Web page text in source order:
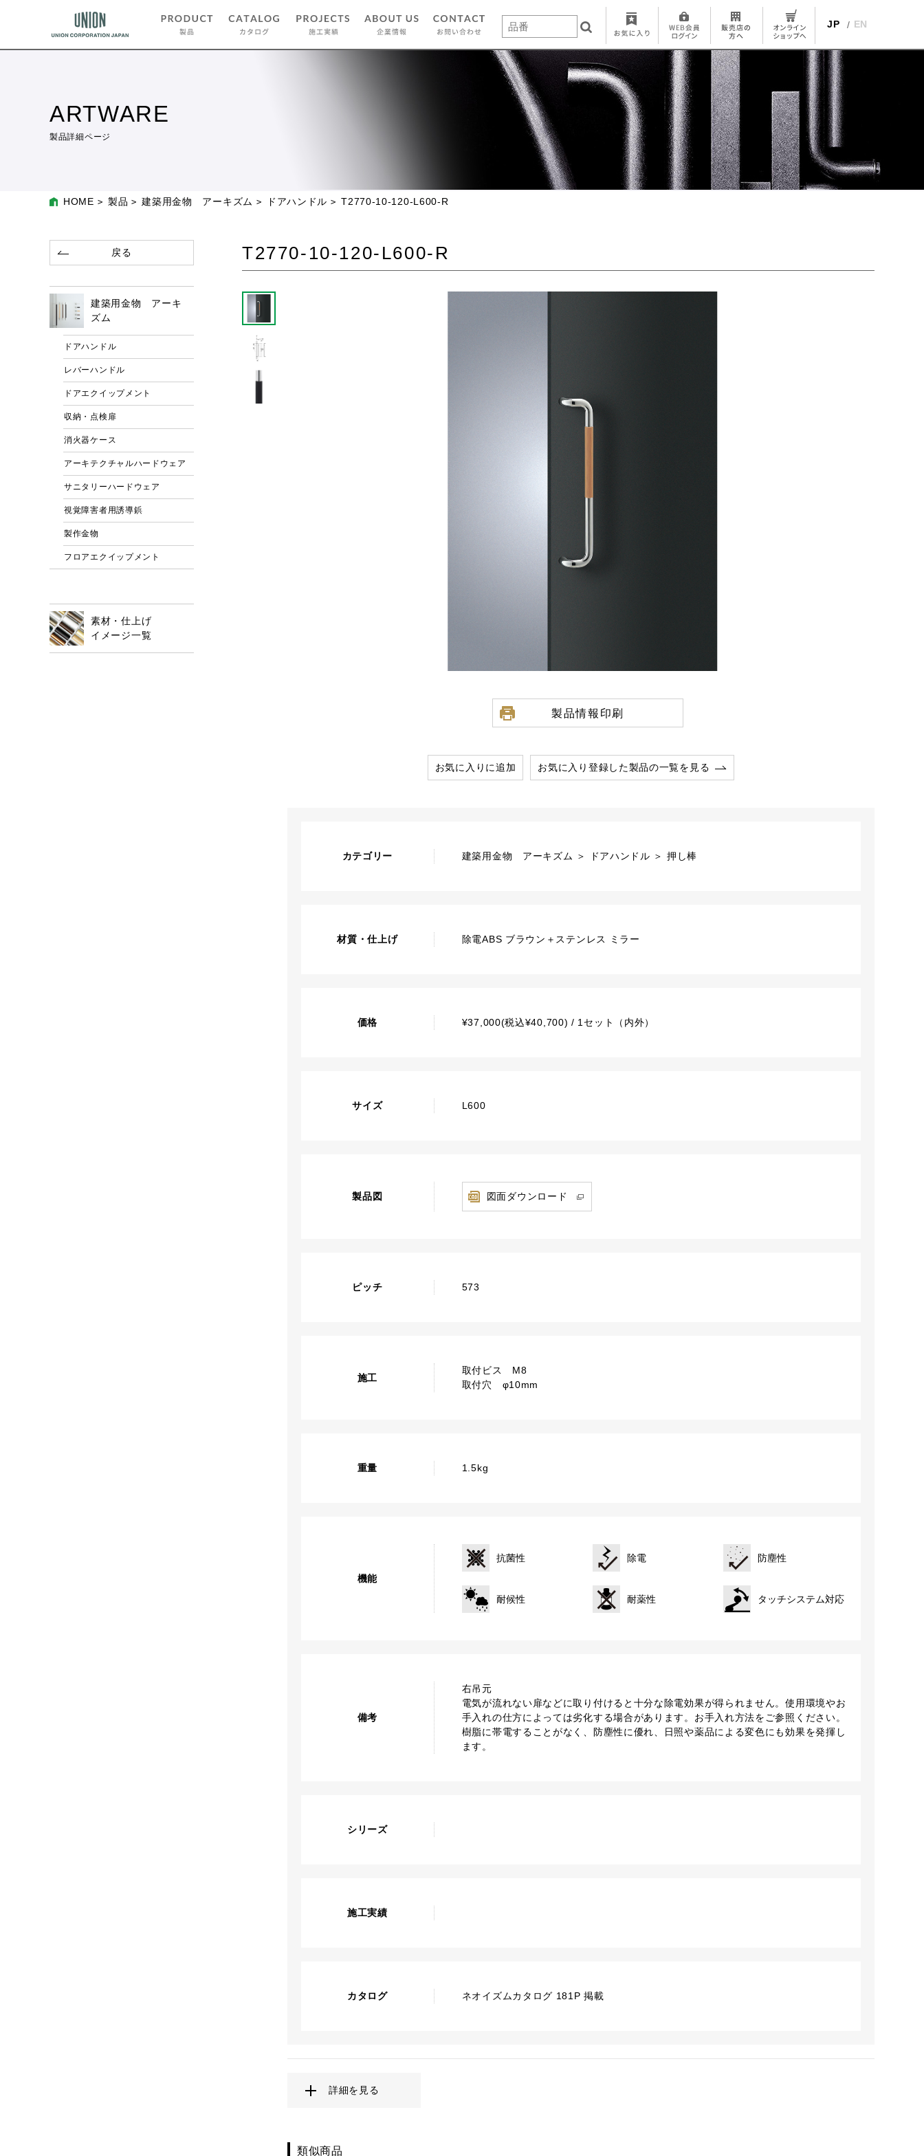
JP EN
ARTWARE
製品詳細ページ
HOME 製品 建築用金物 アーキズム ドアハンドル T2770-10-120-L600-R
T2770-10-120-L600-R
製品情報印刷
お気に入りに追加 お気に入り登録した製品の一覧を見る
カテゴリー 建築用金物 アーキズム ＞ ドアハンドル ＞ 押し棒
材質・仕上げ 除電ABS ブラウン＋ステンレス ミラー
価格 ¥37,000(税込¥40,700) / 1セット（内外）
サイズ L600
製品図 図面ダウンロード
ピッチ 573
施工
取付ビス M8
取付穴 φ10mm
重量 1.5kg
機能
抗菌性 除電 防塵性
耐候性 耐薬性 タッチシステム対応
備考
右吊元
電気が流れない扉などに取り付けると十分な除電効果が得られません。使用環境やお
手入れの仕方によっては劣化する場合があります。お手入れ方法をご参照ください。
樹脂に帯電することがなく、防塵性に優れ、日照や薬品による変色にも効果を発揮し
ます。
シリーズ
施工実績
カタログ ネオイズムカタログ 181P 掲載
詳細を見る
類似商品
戻る
建築用金物 アーキ
ズム
ドアハンドル
レバーハンドル
ドアエクイップメント
収納・点検扉
消火器ケース
アーキテクチャルハードウェア
サニタリーハードウェア
視覚障害者用誘導鋲
製作金物
フロアエクイップメント
素材・仕上げ
イメージ一覧